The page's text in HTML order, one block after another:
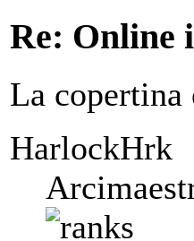
Re: Online
La
HarlockHrk